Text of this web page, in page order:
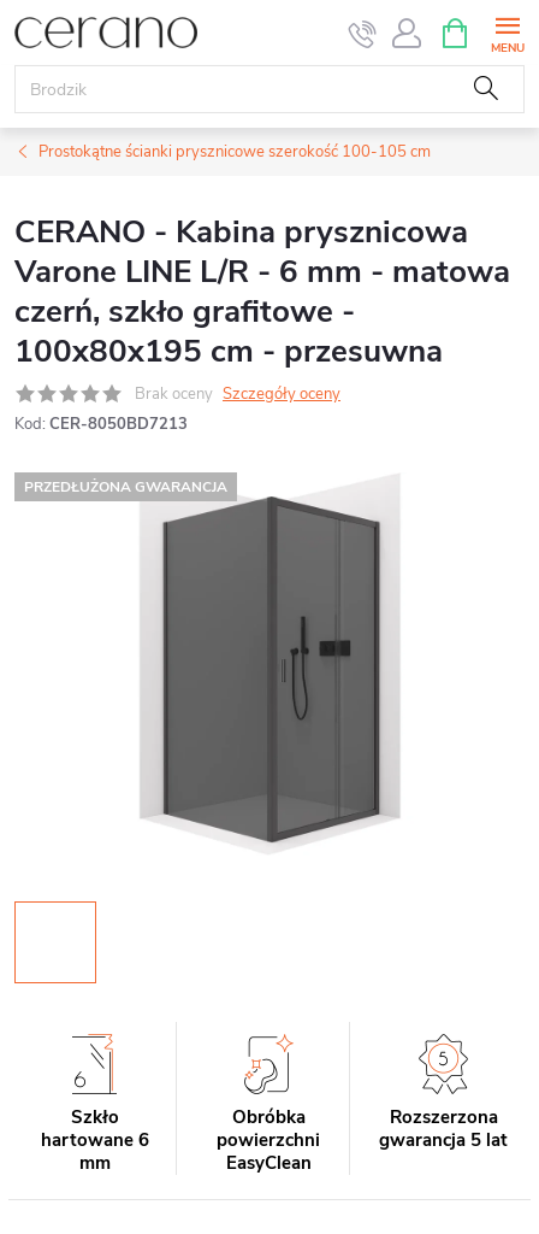
Przejść
do
treści
KOSZYK
Prostokątne ścianki prysznicowe szerokość 100-105 cm
CERANO - Kabina prysznicowa
Varone LINE L/R - 6 mm - matowa
czerń, szkło grafitowe -
100x80x195 cm - przesuwna
Brak oceny Szczegóły oceny
Kod: CER-8050BD7213
PRZEDŁUŻONA GWARANCJA
Szkło
hartowane 6
mm
Obróbka
powierzchni
EasyClean
Rozszerzona
gwarancja 5 lat